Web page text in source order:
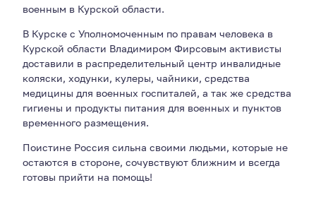
военным в Курской области.
В Курске с Уполномоченным по правам человека в
Курской области Владимиром Фирсовым активисты
доставили в распределительный центр инвалидные
коляски, ходунки, кулеры, чайники, средства
медицины для военных госпиталей, а так же средства
гигиены и продукты питания для военных и пунктов
временного размещения.
Поистине Россия сильна своими людьми, которые не
остаются в стороне, сочувствуют ближним и всегда
готовы прийти на помощь!